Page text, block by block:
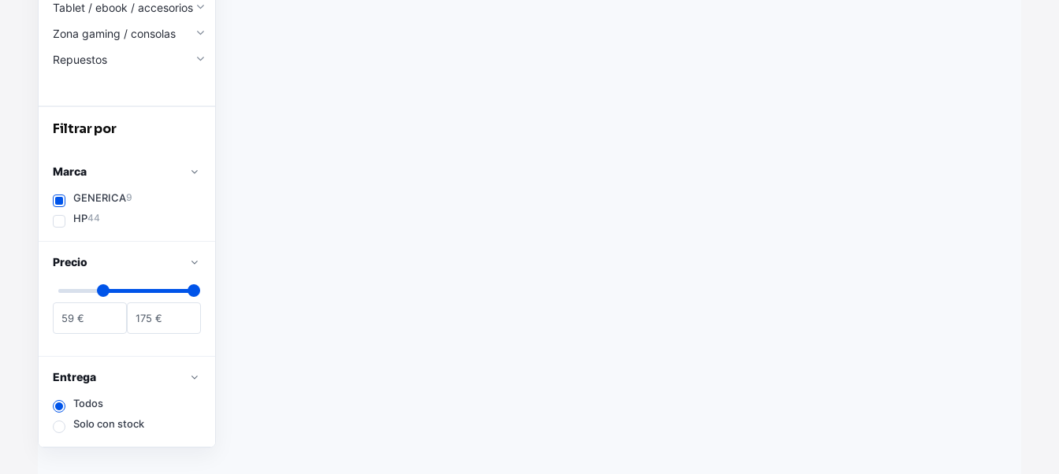
Tablet / ebook / accesorios
Zona gaming / consolas
Repuestos
Filtrar por
Marca
GENERICA9
HP44
Precio
59 € 175 €
Entrega
Todos
Solo con stock